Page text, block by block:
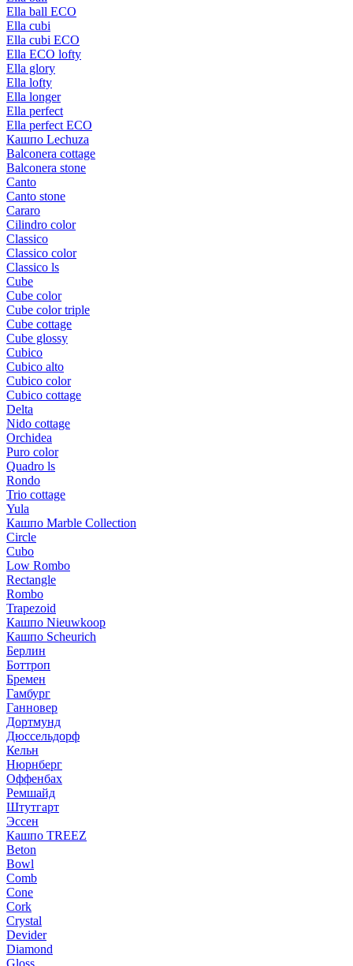
Ella ball ECO
Ella cubi
Ella cubi ECO
Ella ECO lofty
Ella glory
Ella lofty
Ella longer
Ella perfect
Ella perfect ECO
Кашпо Lechuza
Balconera cottage
Balconera stone
Canto
Canto stone
Cararo
Cilindro color
Classico
Classico color
Classico ls
Cube
Cube color
Cube color triple
Cube cottage
Cube glossy
Cubico
Cubico alto
Cubico color
Cubico cottage
Delta
Nido cottage
Orchidea
Puro color
Quadro ls
Rondo
Trio cottage
Yula
Кашпо Marble Collection
Circle
Cubo
Low Rombo
Rectangle
Rombo
Trapezoid
Кашпо Nieuwkoop
Кашпо Scheurich
Берлин
Боттроп
Бремен
Гамбург
Ганновер
Дортмунд
Дюссельдорф
Кельн
Нюрнберг
Оффенбах
Ремшайд
Штутгарт
Эссен
Кашпо TREEZ
Beton
Bowl
Comb
Cone
Cork
Crystal
Devider
Diamond
Gloss